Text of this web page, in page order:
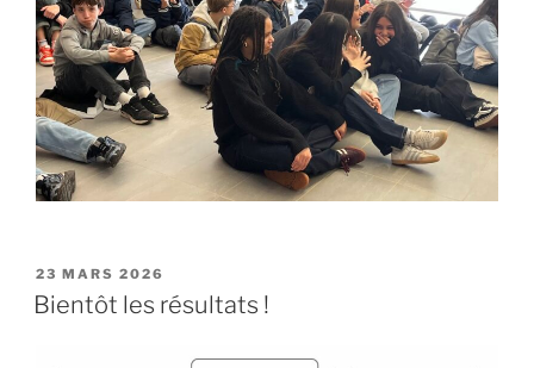
PUBLIÉ
LE
23 MARS 2026
Bientôt les résultats !